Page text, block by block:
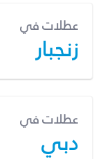
عطلات في
زنجبار
عطلات في
دبي